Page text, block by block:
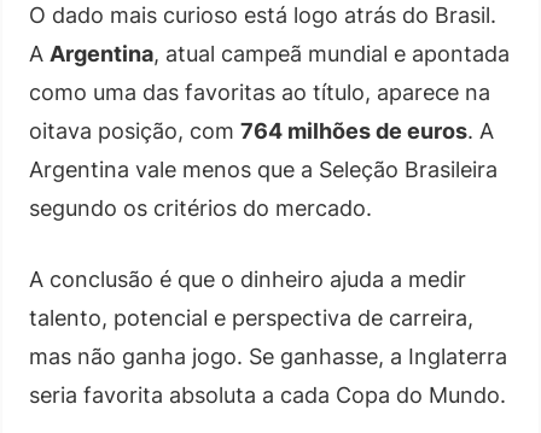
O dado mais curioso está logo atrás do Brasil.
A Argentina, atual campeã mundial e apontada
como uma das favoritas ao título, aparece na
oitava posição, com 764 milhões de euros. A
Argentina vale menos que a Seleção Brasileira
segundo os critérios do mercado.
A conclusão é que o dinheiro ajuda a medir
talento, potencial e perspectiva de carreira,
mas não ganha jogo. Se ganhasse, a Inglaterra
seria favorita absoluta a cada Copa do Mundo.